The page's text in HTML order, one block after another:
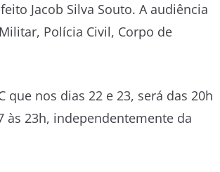
Jacob Silva Souto. A audiência
Polícia Civil, Corpo de
nos dias 22 e 23, será das 20h
às 23h, independentemente da